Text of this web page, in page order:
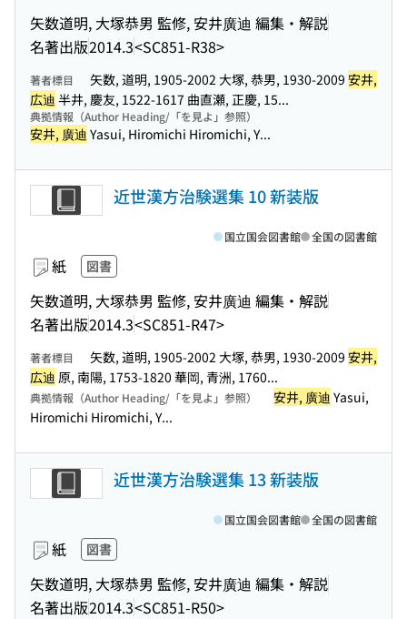
矢数道明, 大塚恭男 監修, 安井廣迪 編集・解説
名著出版2014.3<SC851-R38>
著者標目 矢数, 道明, 1905-2002 大塚, 恭男, 1930-2009 安井,
広迪 半井, 慶友, 1522-1617 曲直瀬, 正慶, 15...
典拠情報（Author Heading/「を見よ」参照）
安井, 廣迪 Yasui, Hiromichi Hiromichi, Y...
近世漢方治験選集 10 新装版
紙 図書
矢数道明, 大塚恭男 監修, 安井廣迪 編集・解説
名著出版2014.3<SC851-R47>
国立国会図書館 全国の図書館
著者標目 矢数, 道明, 1905-2002 大塚, 恭男, 1930-2009 安井,
広迪 原, 南陽, 1753-1820 華岡, 青洲, 1760...
典拠情報（Author Heading/「を見よ」参照） 安井, 廣迪 Yasui,
Hiromichi Hiromichi, Y...
近世漢方治験選集 13 新装版
紙 図書
矢数道明, 大塚恭男 監修, 安井廣迪 編集・解説
名著出版2014.3<SC851-R50>
国立国会図書館 全国の図書館